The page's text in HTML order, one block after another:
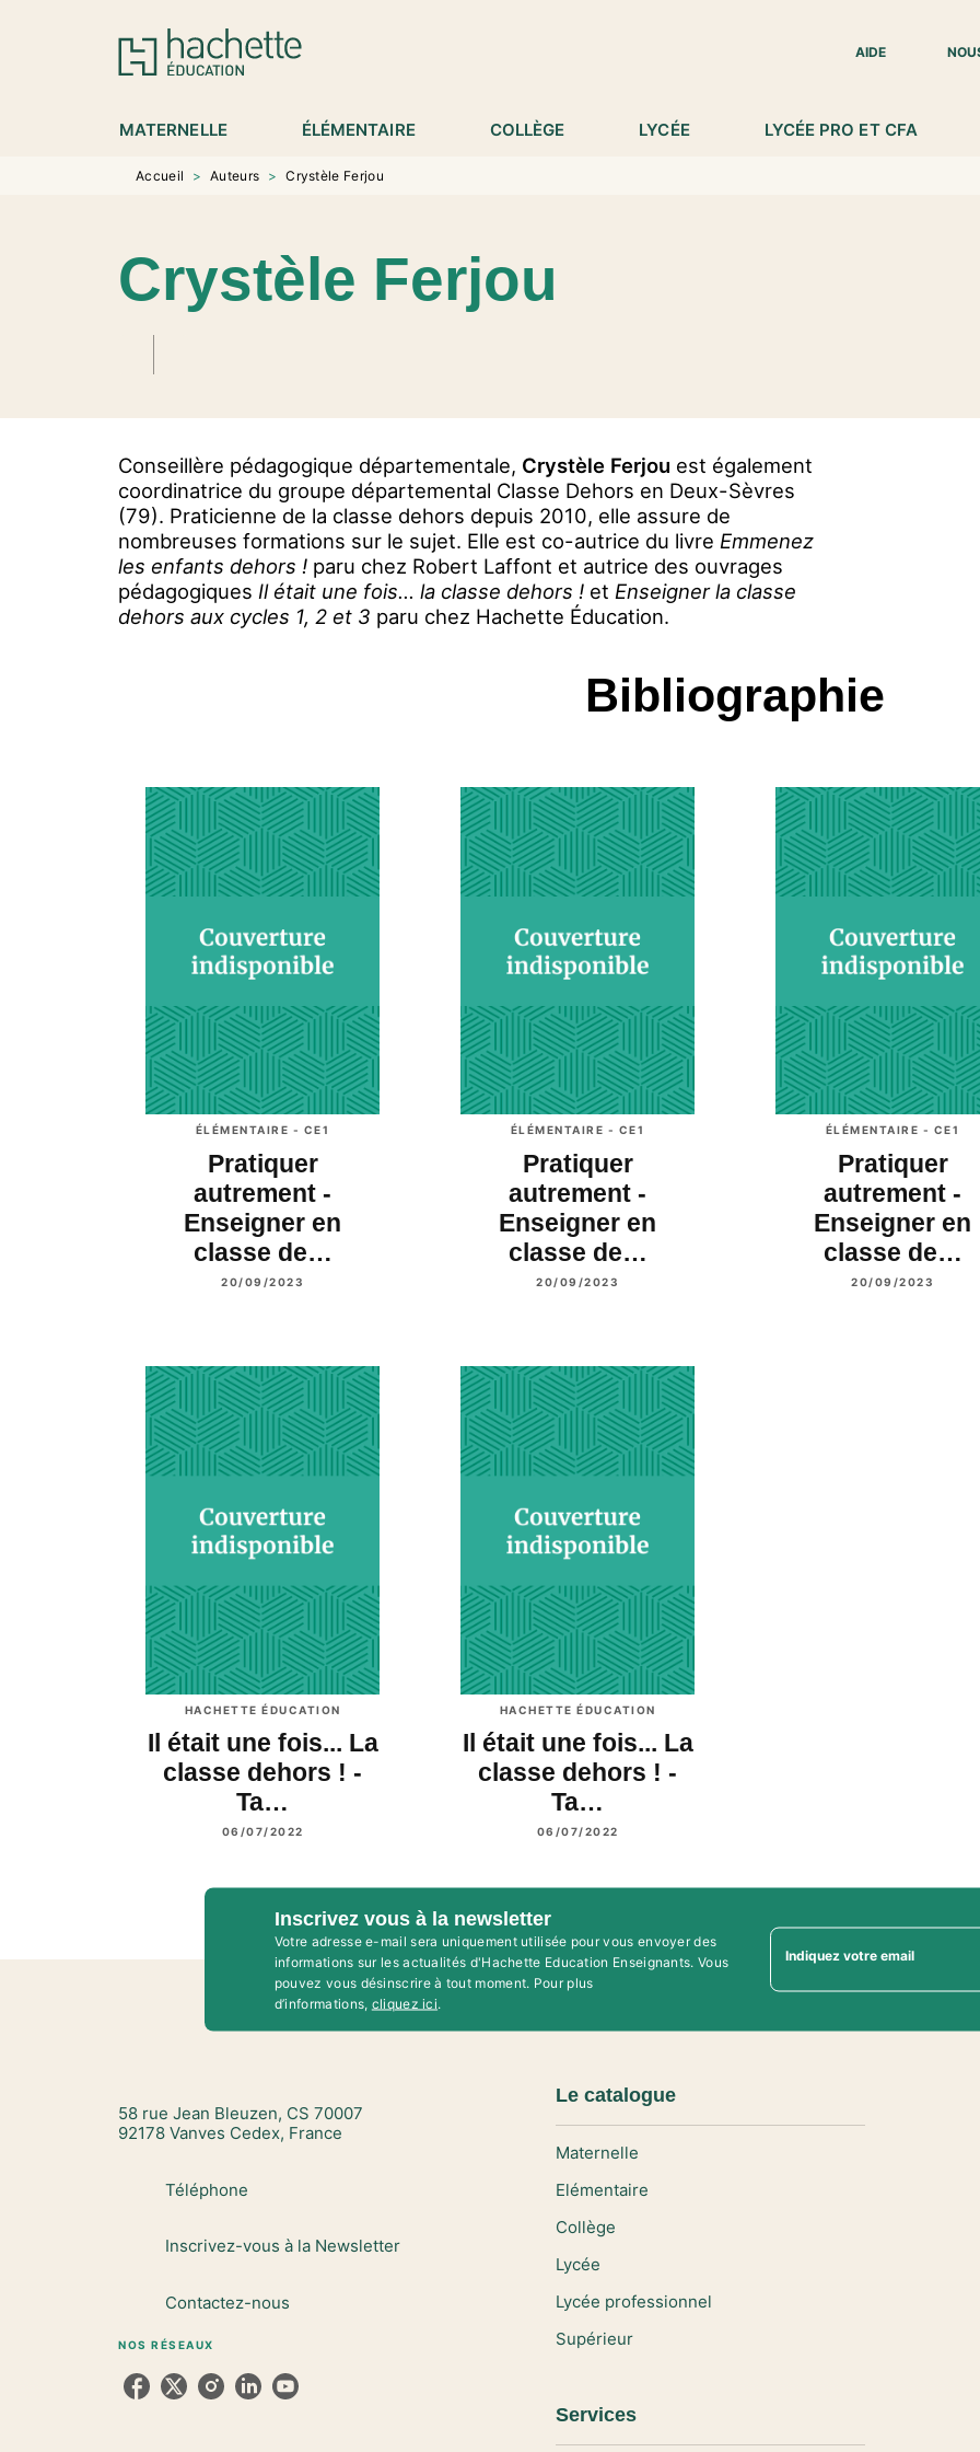
MENU RECHERCHE
AIDE
MATERNELLE ÉLÉMENTAIRE COLLÈGE LYCÉE LYCÉE PRO ET CFA
Accueil > Auteurs > Crystèle Ferjou
Crystèle Ferjou
Conseillère pédagogique départementale, Crystèle Ferjou est également
coordinatrice du groupe départemental Classe Dehors en Deux-Sèvres
(79). Praticienne de la classe dehors depuis 2010, elle assure de
nombreuses formations sur le sujet. Elle est co-autrice du livre Emmenez
les enfants dehors ! paru chez Robert Laffont et autrice des ouvrages
pédagogiques Il était une fois… la classe dehors ! et Enseigner la classe
dehors aux cycles 1, 2 et 3 paru chez Hachette Éducation.
Bibliographie
ÉLÉMENTAIRE - CE1
Pratiquer
autrement -
Enseigner en
classe de…
20/09/2023
ÉLÉMENTAIRE - CE1
Pratiquer
autrement -
Enseigner en
classe de…
20/09/2023
ÉLÉMENTAIRE - CE1
Pratiquer
autrement -
Enseigner en
classe de…
20/09/2023
HACHETTE ÉDUCATION
Il était une fois... La
classe dehors ! -
Ta…
06/07/2022
HACHETTE ÉDUCATION
Il était une fois... La
classe dehors ! -
Ta…
06/07/2022
Inscrivez vous à la newsletter
Votre adresse e-mail sera uniquement utilisée pour vous envoyer des
informations sur les actualités d'Hachette Education Enseignants. Vous
pouvez vous désinscrire à tout moment. Pour plus
d’informations, cliquez ici.
Indiquez votre email
58 rue Jean Bleuzen, CS 70007
92178 Vanves Cedex, France
Téléphone
Inscrivez-vous à la Newsletter
Contactez-nous
NOS RÉSEAUX
Le catalogue
Maternelle
Elémentaire
Collège
Lycée
Lycée professionnel
Supérieur
Services